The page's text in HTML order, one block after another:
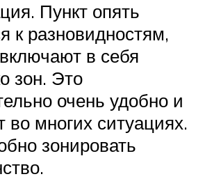
Пункт опять
к разновидностям,
в себя
зон. Это
очень удобно и
во многих ситуациях.
зонировать